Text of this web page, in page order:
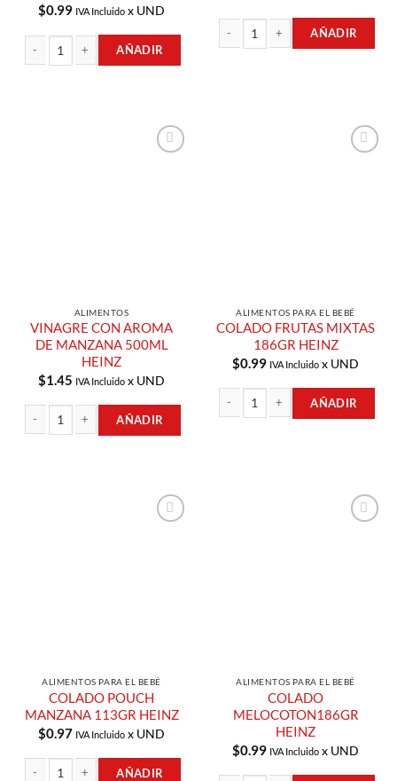
$0.99 IVA Incluido x UND
AÑADIR
AÑADIR
ALIMENTOS
VINAGRE CON AROMA
DE MANZANA 500ML
HEINZ
$1.45 IVA Incluido x UND
AÑADIR
ALIMENTOS PARA EL BEBÉ
COLADO FRUTAS MIXTAS
186GR HEINZ
$0.99 IVA Incluido x UND
AÑADIR
ALIMENTOS PARA EL BEBÉ
COLADO POUCH
MANZANA 113GR HEINZ
$0.97 IVA Incluido x UND
AÑADIR
ALIMENTOS PARA EL BEBÉ
COLADO
MELOCOTON186GR
HEINZ
$0.99 IVA Incluido x UND